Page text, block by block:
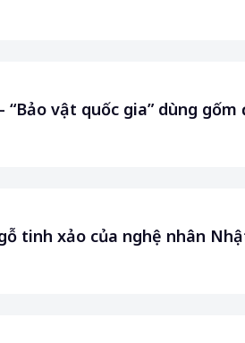
“Bảo vật quốc gia” dùng
tinh xảo của nghệ nhân